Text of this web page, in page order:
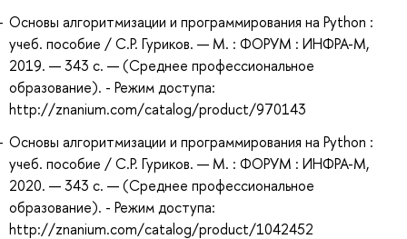
Основы алгоритмизации и программирования на Python :
учеб. пособие / С.Р. Гуриков. — М. : ФОРУМ : ИНФРА-М,
2019. — 343 с. — (Среднее профессиональное
образование). - Режим доступа:
http://znanium.com/catalog/product/970143
Основы алгоритмизации и программирования на Python :
учеб. пособие / С.Р. Гуриков. — М. : ФОРУМ : ИНФРА-М,
2020. — 343 с. — (Среднее профессиональное
образование). - Режим доступа:
http://znanium.com/catalog/product/1042452